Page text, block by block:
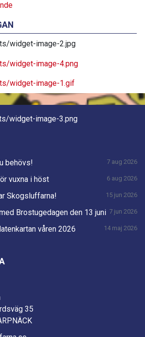
behövs! 7 aug 2026
vuxna i höst 6 aug 2026
Skogsluffarna! 15 jun 2026
Brostugedagen den 13 juni 7 jun 2026
våren 2026 14 maj 2026
35